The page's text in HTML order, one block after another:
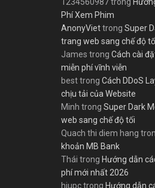
Phí Xem Phim
AnonyViettrong Super
trang web sang chế độ
James trong Cách cài
miễn phí vĩnh viễn
besttrong Cách DDoS
chịu tải của Website
Minh trong Super Dark
web sang chế độ tối
Quach thi diem hang
khoản MB Bank
Thái trong Hướng dẫn
phí mới nhất 2026
hiupctrong Hướng dẫn